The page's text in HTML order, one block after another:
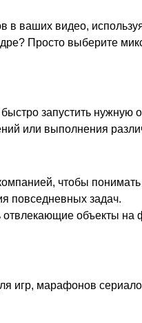
в ваших видео,
Просто выберите
запустить нужную
или выполнения
чтобы понимать
повседневных задач.
отвлекающие объекты на
игр, марафонов